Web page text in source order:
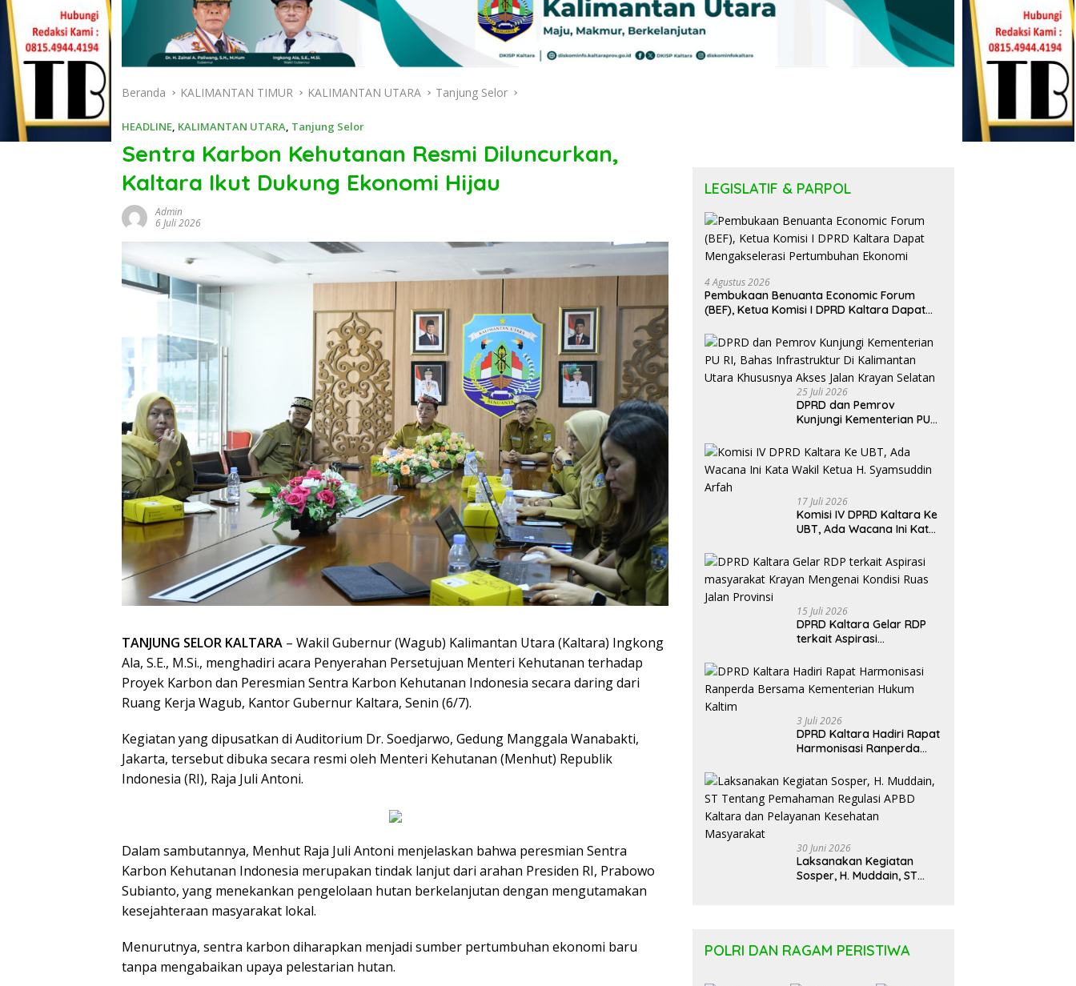
Beranda KALIMANTAN TIMUR KALIMANTAN UTARA Tanjung Selor
HEADLINE, KALIMANTAN UTARA, Tanjung Selor
Sentra Karbon Kehutanan Resmi Diluncurkan,
Kaltara Ikut Dukung Ekonomi Hijau
Admin
6 Juli 2026
TANJUNG SELOR KALTARA – Wakil Gubernur (Wagub) Kalimantan Utara (Kaltara) Ingkong
Ala, S.E., M.Si., menghadiri acara Penyerahan Persetujuan Menteri Kehutanan terhadap
Proyek Karbon dan Peresmian Sentra Karbon Kehutanan Indonesia secara daring dari
Ruang Kerja Wagub, Kantor Gubernur Kaltara, Senin (6/7).
Kegiatan yang dipusatkan di Auditorium Dr. Soedjarwo, Gedung Manggala Wanabakti,
Jakarta, tersebut dibuka secara resmi oleh Menteri Kehutanan (Menhut) Republik
Indonesia (RI), Raja Juli Antoni.
Dalam sambutannya, Menhut Raja Juli Antoni menjelaskan bahwa peresmian Sentra
Karbon Kehutanan Indonesia merupakan tindak lanjut dari arahan Presiden RI, Prabowo
Subianto, yang menekankan pengelolaan hutan berkelanjutan dengan mengutamakan
kesejahteraan masyarakat lokal.
Menurutnya, sentra karbon diharapkan menjadi sumber pertumbuhan ekonomi baru
tanpa mengabaikan upaya pelestarian hutan.
LEGISLATIF & PARPOL
4 Agustus 2026
Pembukaan Benuanta Economic Forum
(BEF), Ketua Komisi I DPRD Kaltara Dapat
25 Juli 2026
DPRD dan Pemrov
Kunjungi Kementerian PU
Kalimantan Utara
Khususnya Akses Jalan
Krayan Selatan
17 Juli 2026
Komisi IV DPRD Kaltara Ke
UBT, Ada Wacana Ini Kata
Arfah
15 Juli 2026
DPRD Kaltara Gelar RDP
terkait Aspirasi
Mengenai Kondisi Ruas
Jalan Provinsi
3 Juli 2026
DPRD Kaltara Hadiri Rapat
Harmonisasi Ranperda
Hukum Kaltim
30 Juni 2026
Laksanakan Kegiatan
Sosper, H. Muddain, ST
POLRI DAN RAGAM PERISTIWA